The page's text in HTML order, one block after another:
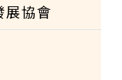
展協會